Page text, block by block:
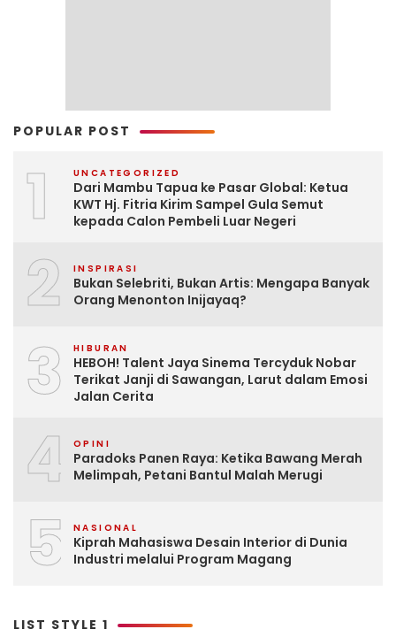
POPULAR POST
1 UNCATEGORIZED
Dari Mambu Tapua ke Pasar Global: Ketua
KWT Hj. Fitria Kirim Sampel Gula Semut
kepada Calon Pembeli Luar Negeri
2 INSPIRASI
Bukan Selebriti, Bukan Artis: Mengapa Banyak
Orang Menonton Inijayaq?
3 HIBURAN
HEBOH! Talent Jaya Sinema Tercyduk Nobar
Terikat Janji di Sawangan, Larut dalam Emosi
Jalan Cerita
4 OPINI
Paradoks Panen Raya: Ketika Bawang Merah
Melimpah, Petani Bantul Malah Merugi
5 NASIONAL
Kiprah Mahasiswa Desain Interior di Dunia
Industri melalui Program Magang
LIST STYLE 1